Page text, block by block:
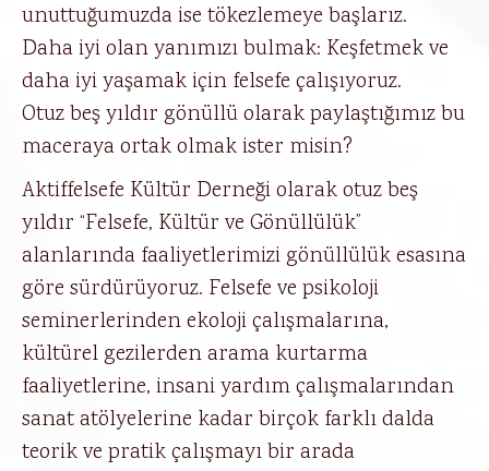
unuttuğumuzda ise tökezlemeye başlarız.
Daha iyi olan yanımızı bulmak: Keşfetmek ve
daha iyi yaşamak için felsefe çalışıyoruz.
Otuz beş yıldır gönüllü olarak paylaştığımız bu
maceraya ortak olmak ister misin?
Aktiffelsefe Kültür Derneği olarak otuz beş
yıldır “Felsefe, Kültür ve Gönüllülük”
alanlarında faaliyetlerimizi gönüllülük esasına
göre sürdürüyoruz. Felsefe ve psikoloji
seminerlerinden ekoloji çalışmalarına,
kültürel gezilerden arama kurtarma
faaliyetlerine, insani yardım çalışmalarından
sanat atölyelerine kadar birçok farklı dalda
teorik ve pratik çalışmayı bir arada